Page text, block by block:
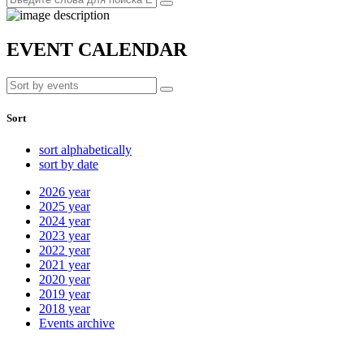
EVENT CALENDAR
Sort
sort alphabetically
sort by date
2026 year
2025 year
2024 year
2023 year
2022 year
2021 year
2020 year
2019 year
2018 year
Events archive